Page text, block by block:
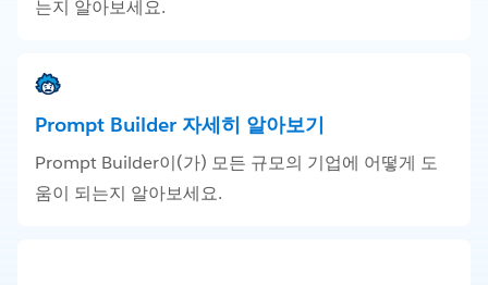
는지 알아보세요.
Prompt Builder 자세히 알아보기
Prompt Builder이(가) 모든 규모의 기업에 어떻게 도
움이 되는지 알아보세요.